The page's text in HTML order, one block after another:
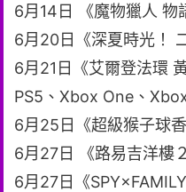
6月14日 《魔物獵人
6月20日《深夏時光！
6月21日《艾爾登法環
PS5、Xbox One、
6月25日《超級猴子球
6月27日 《路易吉洋樓
6月27日《